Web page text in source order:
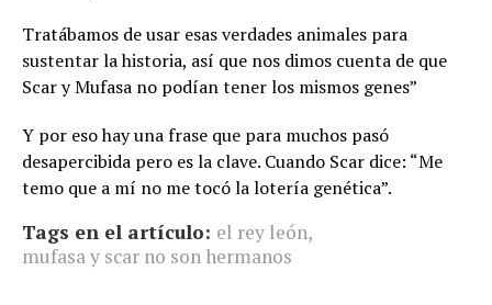
Tratábamos de usar esas verdades animales para
sustentar la historia, así que nos dimos cuenta de que
Scar y Mufasa no podían tener los mismos genes”
Y por eso hay una frase que para muchos pasó
desapercibida pero es la clave. Cuando Scar dice: “Me
temo que a mí no me tocó la lotería genética”.
Tags en el artículo: el rey león,
mufasa y scar no son hermanos